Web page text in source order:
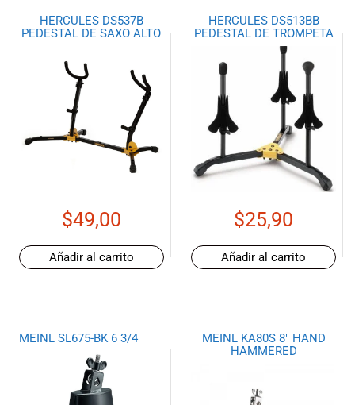
HERCULES DS537B
PEDESTAL DE SAXO ALTO
$49,00
Añadir al carrito
HERCULES DS513BB
PEDESTAL DE TROMPETA
$25,90
Añadir al carrito
MEINL SL675-BK 6 3/4
MEINL KA80S 8″ HAND
HAMMERED